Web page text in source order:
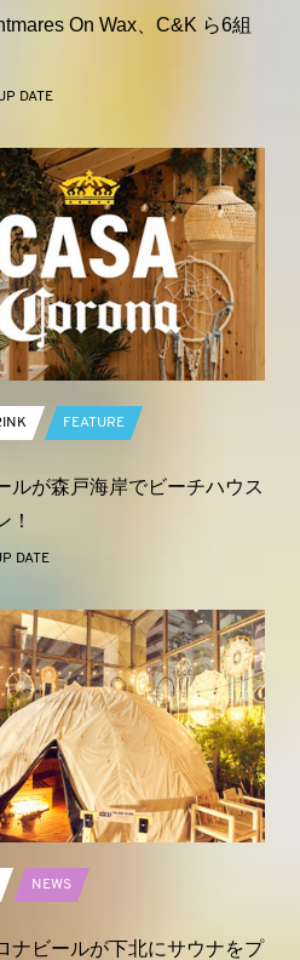
On Wax、C&K ら6組
DATE
FEATURE
ルが森戸海岸でビーチハウス
！
DATE
NEWS
ナビールが下北にサウナをプ